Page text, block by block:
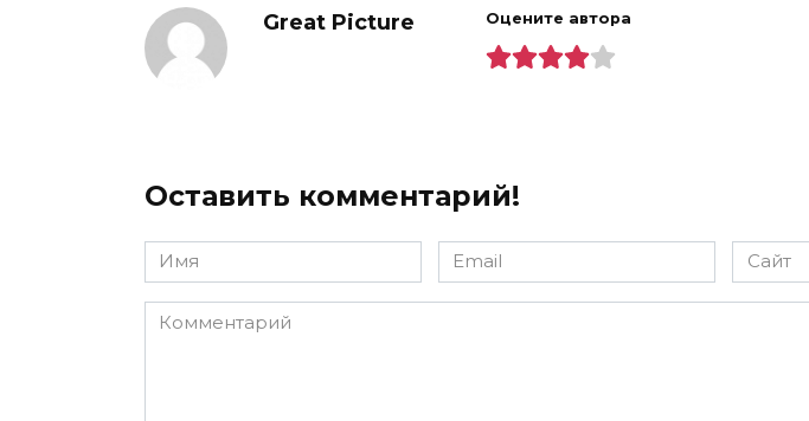
Great Picture Оцените автора
Оставить комментарий!
Имя
*
Email
*
Сайт
Комментарий